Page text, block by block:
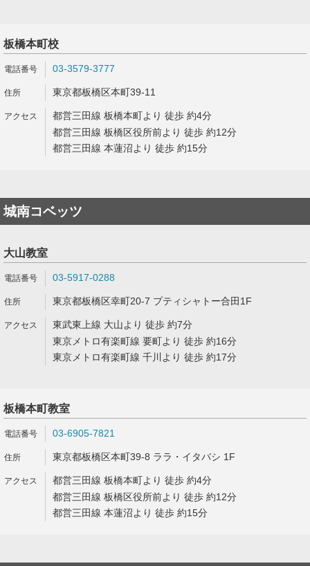
板橋本町校
03-3579-3777
東京都板橋区本町39-11
都営三田線 板橋本町より 徒歩 約4分
都営三田線 板橋区役所前より 徒歩 約12分
都営三田線 本蓮沼より 徒歩 約15分
城南コベッツ
大山教室
03-5917-0288
東京都板橋区幸町20-7 プティシャトー合田1F
東武東上線 大山より 徒歩 約7分
東京メトロ有楽町線 要町より 徒歩 約16分
東京メトロ有楽町線 千川より 徒歩 約17分
板橋本町教室
03-6905-7821
東京都板橋区本町39-8 ララ・イタバシ 1F
都営三田線 板橋本町より 徒歩 約4分
都営三田線 板橋区役所前より 徒歩 約12分
都営三田線 本蓮沼より 徒歩 約15分